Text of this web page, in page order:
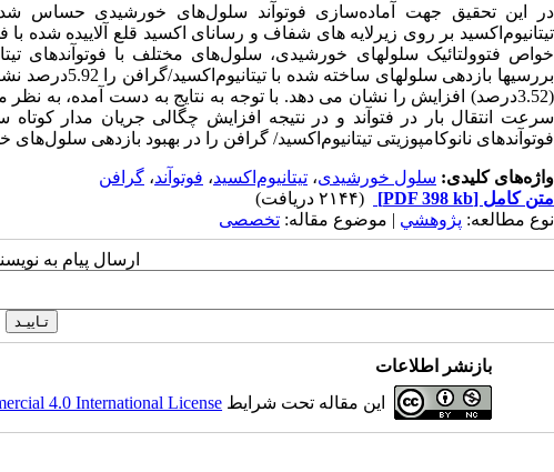
در این تحقیق جهت آماده‌سازی فوتوآند سلول‌های خورشیدی حساس شده
تیتانیوم‌اکسید بر روی زیرلایه های شفاف و رسانای اکسید قلع آلاییده
خواص فتوولتائیک سلولهای خورشیدی، سلول‌های مختلف با فوتوآند‌های
بررسیها بازدهی
(3.52درصد) افزایش را نشان می دهد. با توجه به نتایج به دست آمده،
سرعت انتقال بار در فتوآند و در نتیجه افزایش چگالی جریان مدار کوتاه
فوتوآند‌های نانوکامپوزیتی تیتانیوم‌اکسید/ گرافن را در بهبود بازدهی
واژه‌های کلیدی: سلول خورشیدی، تیتانیوم‌‌اکسید، فوتوآند، گرافن
متن کامل [PDF 398 kb]
(۲۱۴۴ دریافت)
نوع مطالعه: پژوهشي | موضوع مقاله: تخصصی
ارسال پیام به
بازنشر اطلاعات
این مقاله تحت شرایط 4.0 International License